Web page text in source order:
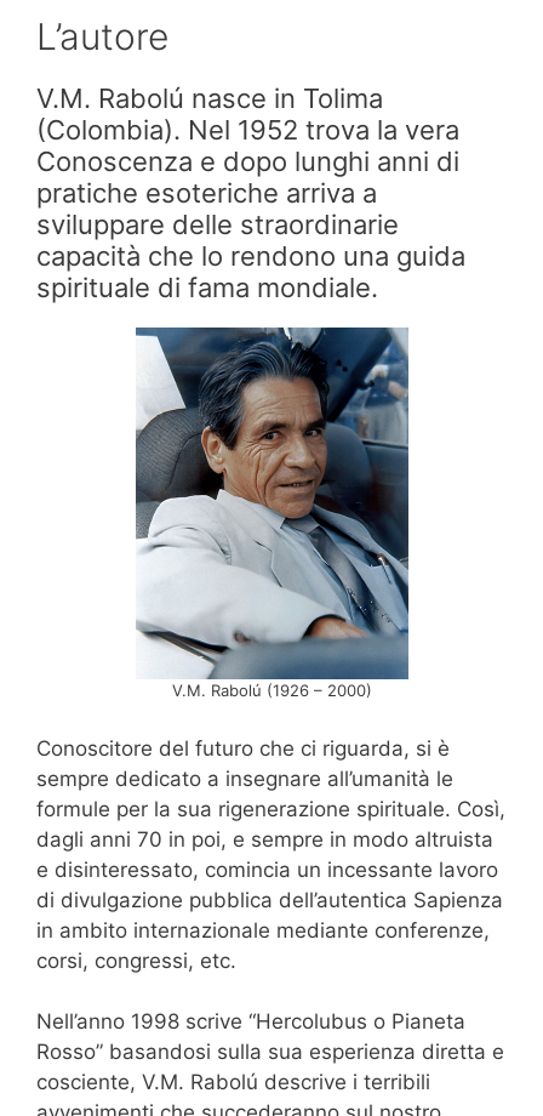
L’autore
V.M. Rabolú nasce in Tolima
(Colombia). Nel 1952 trova la vera
Conoscenza e dopo lunghi anni di
pratiche esoteriche arriva a
sviluppare delle straordinarie
capacità che lo rendono una guida
spirituale di fama mondiale.
V.M. Rabolú (1926 – 2000)
Conoscitore del futuro che ci riguarda, si è
sempre dedicato a insegnare all’umanità le
formule per la sua rigenerazione spirituale. Così,
dagli anni 70 in poi, e sempre in modo altruista
e disinteressato, comincia un incessante lavoro
di divulgazione pubblica dell’autentica Sapienza
in ambito internazionale mediante conferenze,
corsi, congressi, etc.
Nell’anno 1998 scrive “Hercolubus o Pianeta
Rosso” basandosi sulla sua esperienza diretta e
cosciente, V.M. Rabolú descrive i terribili